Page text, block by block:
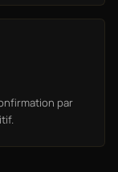
par